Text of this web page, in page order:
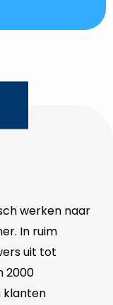
werken naar
In ruim
uit tot
2000
klanten